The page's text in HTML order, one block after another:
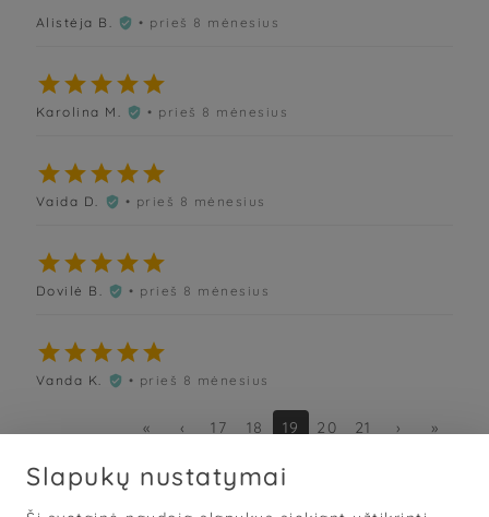
Alistėja B.  • prieš 8 mėnesius

Karolina M.  • prieš 8 mėnesius

Vaida D.  • prieš 8 mėnesius

Dovilė B.  • prieš 8 mėnesius

Vanda K.  • prieš 8 mėnesius
« ‹ 17 18 19 20 21 › »
Slapukų nustatymai